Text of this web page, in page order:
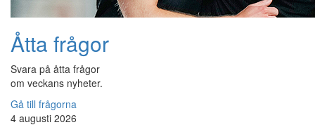
Åtta frågor
Svara på åtta frågor
om veckans nyheter.
Gå till frågorna
4 augusti 2026